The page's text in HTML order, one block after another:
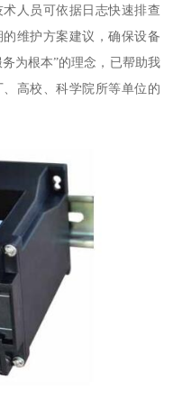
人员可依据日志快速排查
维护方案建议，确保设备
为根本”的理念，已帮助我
高校、科学院所等单位的